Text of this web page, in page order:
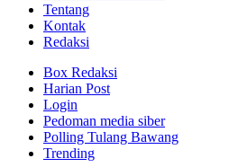
Tentang
Kontak
Redaksi
Box Redaksi
Harian Post
Login
Pedoman media siber
Polling Tulang Bawang
Trending